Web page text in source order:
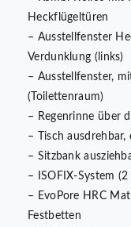
Heckflügeltüren
– Ausstellfenster
Verdunklung (links)
– Ausstellfenster,
(Toilettenraum)
– Regenrinne über
– Tisch ausdrehbar,
– Sitzbank
– ISOFIX-System (2
– EvoPore HRC
Festbetten